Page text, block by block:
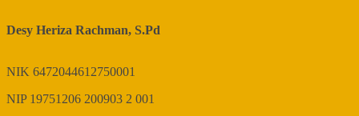
Desy Heriza Rachman, S.Pd
NIK 6472044612750001
NIP 19751206 200903 2 001